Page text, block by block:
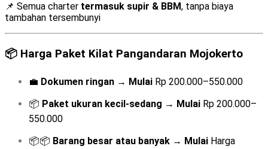
📌 Semua charter termasuk supir & BBM, tanpa biaya
tambahan tersembunyi
📦 Harga Paket Kilat Pangandaran Mojokerto
💼 Dokumen ringan → Mulai Rp 200.000–550.000
📦 Paket ukuran kecil-sedang → Mulai Rp 200.000–
550.000
📦📦 Barang besar atau banyak → Mulai Harga